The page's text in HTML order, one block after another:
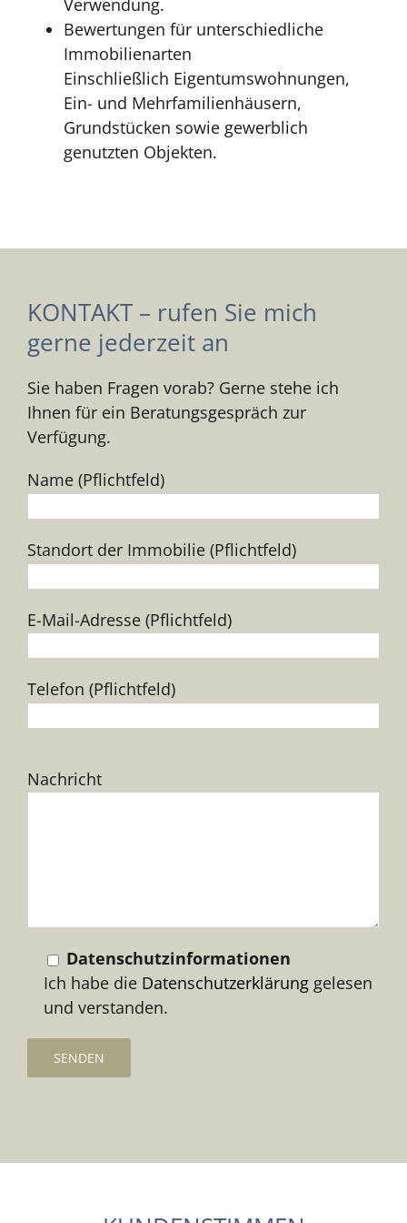
Verwendung.
Bewertungen für unterschiedliche
Immobilienarten
Einschließlich Eigentumswohnungen,
Ein- und Mehrfamilienhäusern,
Grundstücken sowie gewerblich
genutzten Objekten.
KONTAKT – rufen Sie mich
gerne jederzeit an
Sie haben Fragen vorab? Gerne stehe ich
Ihnen für ein Beratungsgespräch zur
Verfügung.
Name (Pflichtfeld)
Standort der Immobilie (Pflichtfeld)
E-Mail-Adresse (Pflichtfeld)
Telefon (Pflichtfeld)
lasse
Nachricht
Datenschutzinformationen
Ich habe die Datenschutzerklärung gelesen
und verstanden.